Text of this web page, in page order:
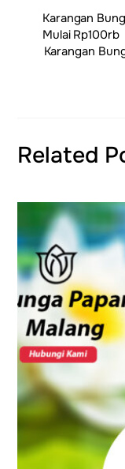
Karangan
Mulai Rp100rb
Karangan
Related